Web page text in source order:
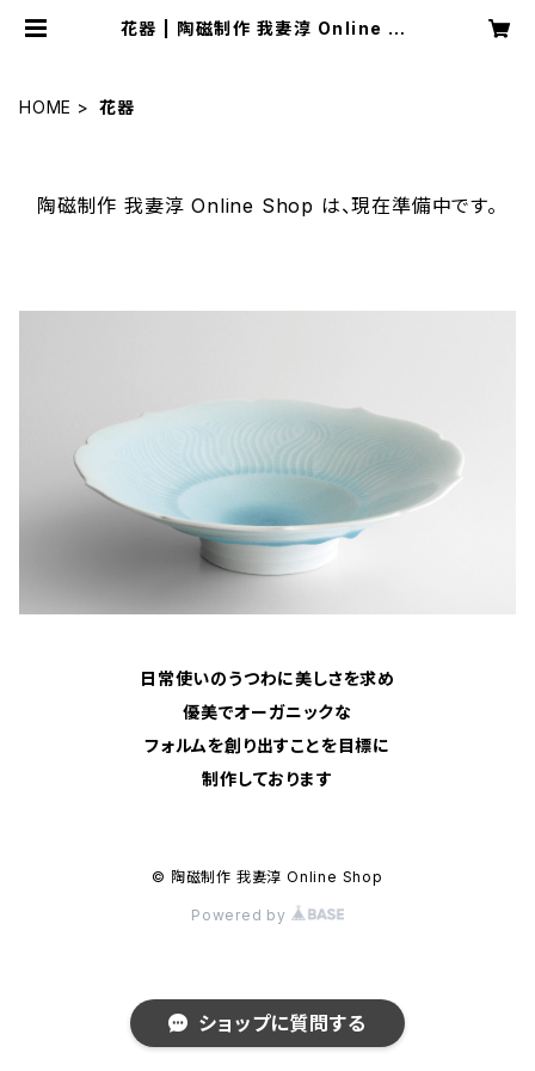
花器 | 陶磁制作 我妻淳 Online Sh
HOME 花器
陶磁制作 我妻淳 Online Shop は、現在準備中です。
日常使いのうつわに美しさを求め
優美でオーガニックな
フォルムを創り出すことを目標に
制作しております
© 陶磁制作 我妻淳 Online Shop
Powered by
ショップに質問する